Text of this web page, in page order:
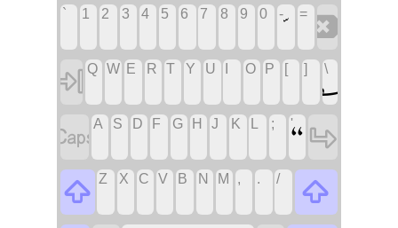
`‏ 1‏ 2‏ 3‏ 4‏ 5‏ 6‏ 7‏ 8‏ 9‏ 0‏ - =‏ ‏
‏ Q
‏ W
‏ E‏ R
‏ T
‏ Y
‏ U
‏ ‏ O
‏ P
‏ [‏ ] ‏ \
‏؎
‏A
‏ S
‏ D
‏ F‏ G
‏ H‏ J‏ K
‏ ‏ ;‏ '
‏“‏
‏ Z‏ X
‏ C
‏ V
‏ B
‏ N‏ M
‏ ,‏ .‏ /‏ ‏